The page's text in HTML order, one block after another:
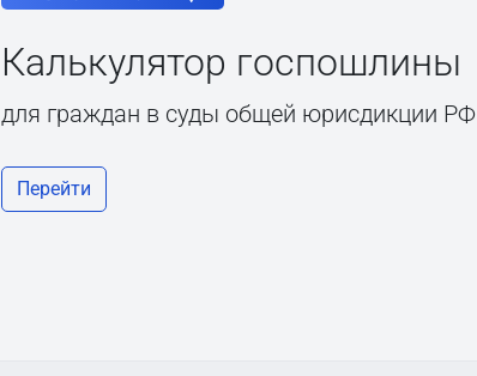
Калькулятор госпошлины
для граждан в суды общей юрисдикции РФ
Перейти